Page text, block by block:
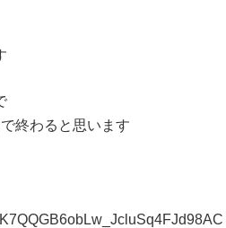
終わると思います